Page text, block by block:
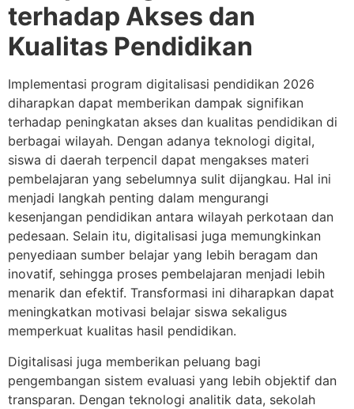
terhadap Akses dan
Kualitas Pendidikan
Implementasi program digitalisasi pendidikan 2026
diharapkan dapat memberikan dampak signifikan
terhadap peningkatan akses dan kualitas pendidikan di
berbagai wilayah. Dengan adanya teknologi digital,
siswa di daerah terpencil dapat mengakses materi
pembelajaran yang sebelumnya sulit dijangkau. Hal ini
menjadi langkah penting dalam mengurangi
kesenjangan pendidikan antara wilayah perkotaan dan
pedesaan. Selain itu, digitalisasi juga memungkinkan
penyediaan sumber belajar yang lebih beragam dan
inovatif, sehingga proses pembelajaran menjadi lebih
menarik dan efektif. Transformasi ini diharapkan dapat
meningkatkan motivasi belajar siswa sekaligus
memperkuat kualitas hasil pendidikan.
Digitalisasi juga memberikan peluang bagi
pengembangan sistem evaluasi yang lebih objektif dan
transparan. Dengan teknologi analitik data, sekolah